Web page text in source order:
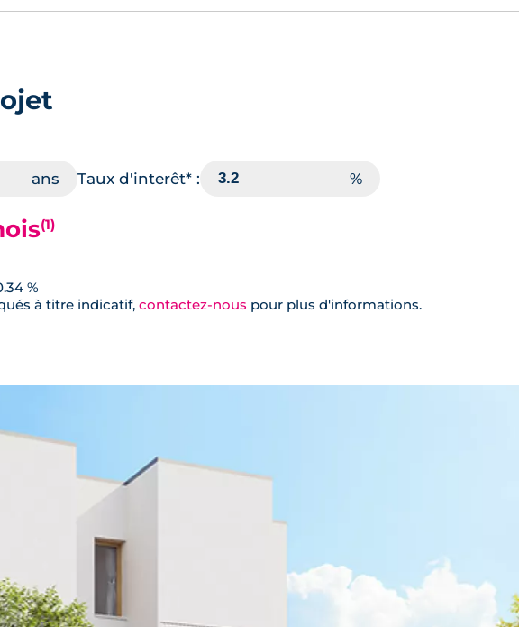
Taux d'interêt* :
(1)
%
à titre indicatif, contactez-nous pour plus d'informations.